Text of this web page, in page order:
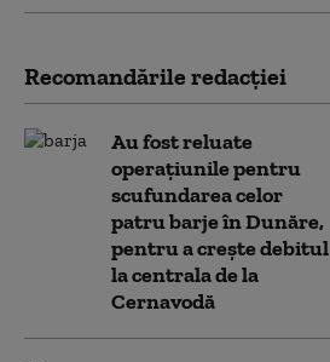
Recomandările redacţiei
Au fost reluate
operațiunile pentru
scufundarea celor
patru barje în Dunăre,
pentru a crește debitul
la centrala de la
Cernavodă